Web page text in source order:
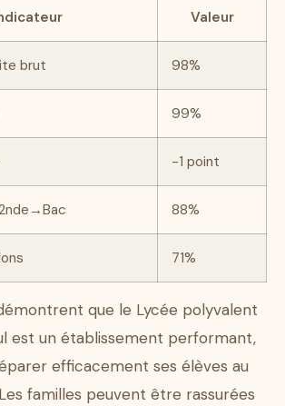
Valeur
brut 98%
99%
-1 point
88%
71%
que le Lycée polyvalent
est un établissement performant,
efficacement ses élèves au
familles peuvent être rassurées